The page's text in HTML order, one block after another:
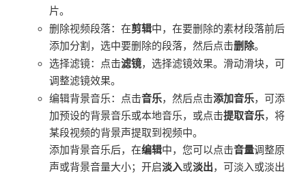
片。
删除视频段落：在剪辑中，在要删除的素材段落前后
添加分割，选中要删除的段落，然后点击删除。
选择滤镜：点击滤镜，选择滤镜效果。滑动滑块，可
调整滤镜效果。
编辑背景音乐：点击音乐，然后点击添加音乐，可添
加预设的背景音乐或本地音乐，或点击提取音乐，将
某段视频的背景声提取到视频中。
添加背景音乐后，在编辑中，您可以点击音量调整原
声或背景音量大小；开启淡入或淡出，可淡入或淡出